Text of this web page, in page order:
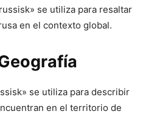
se utiliza para resaltar
en el contexto global.
se utiliza para describir
en el territorio de